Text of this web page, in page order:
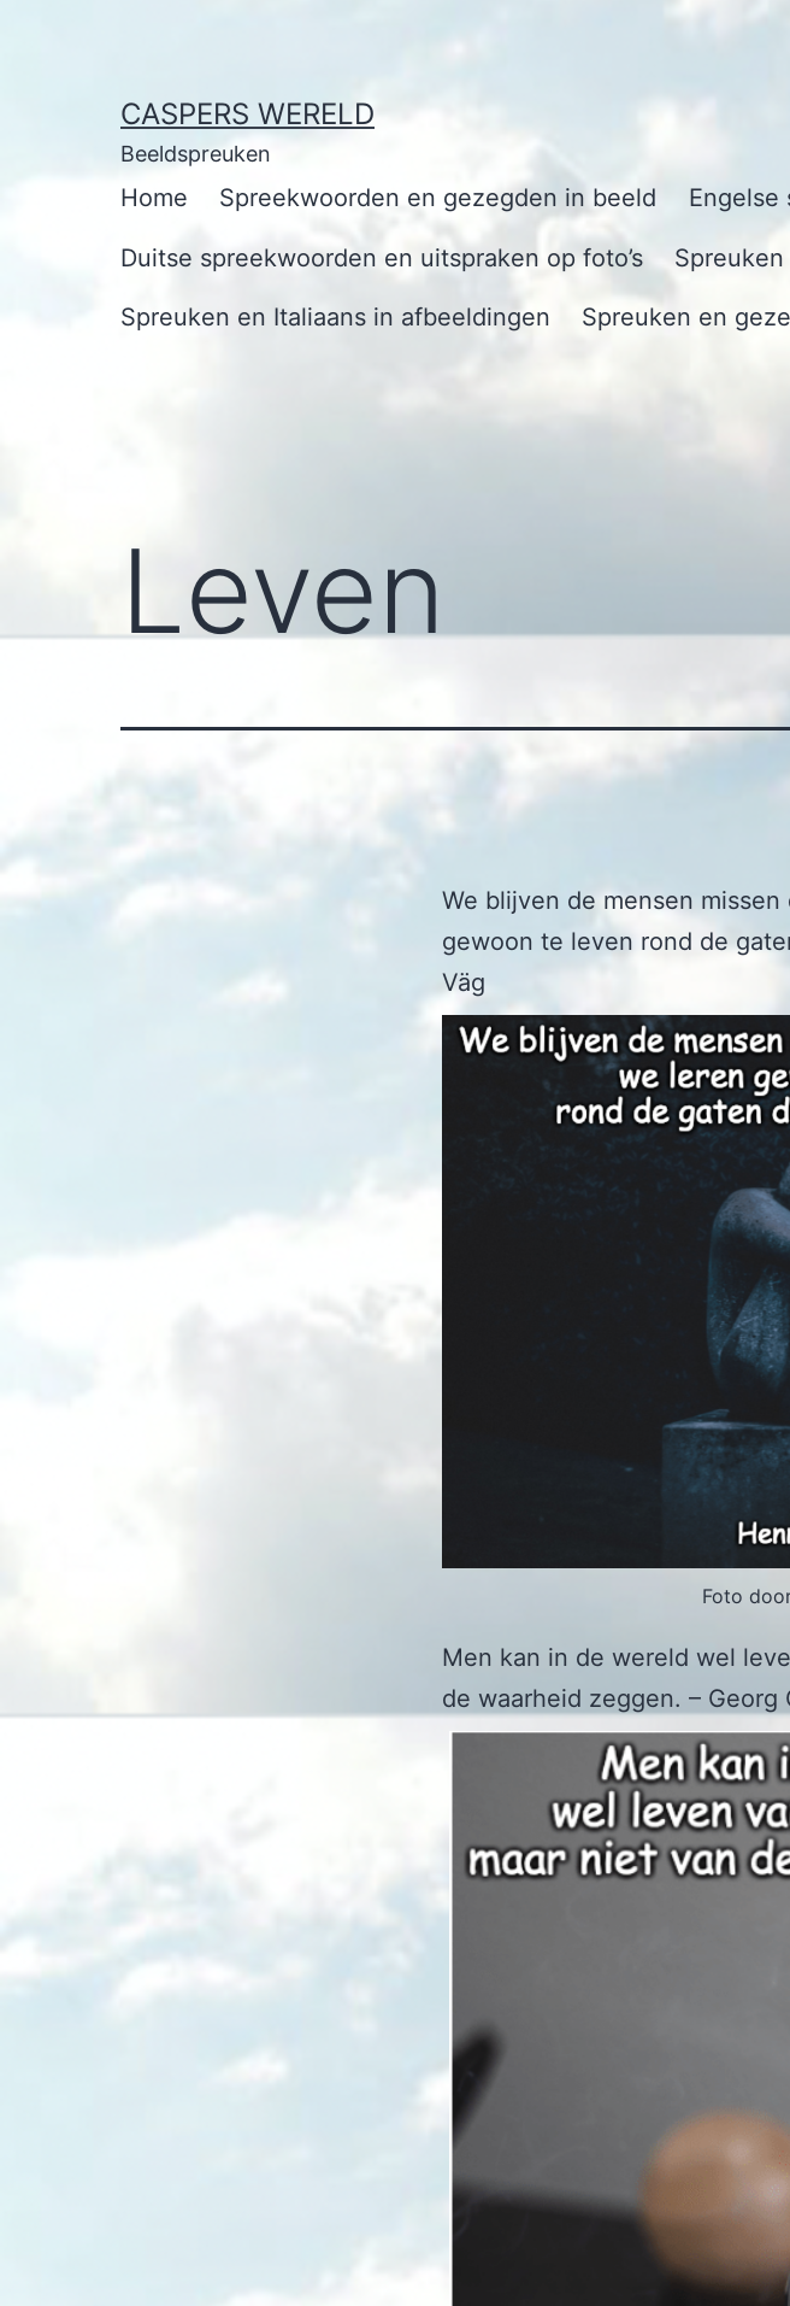
CASPERS WERELD
Beeldspreuken
Home Spreekwoorden en gezegden in beeld Engelse
Duitse spreekwoorden en uitspraken op foto’s Spreuken
Spreuken en Italiaans in afbeeldingen Spreuken en
Leven
We blijven de mensen
gewoon te leven rond de
Väg
Foto
Men kan in de wereld wel
de waarheid zeggen. –